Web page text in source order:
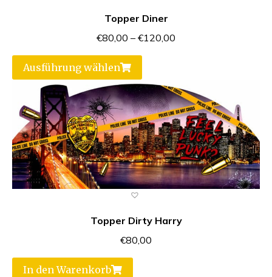
Topper Diner
€80,00 – €120,00
Ausführung wählen
Topper Dirty Harry
€80,00
In den Warenkorb